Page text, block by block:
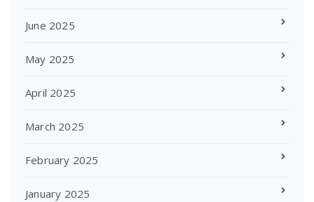
June 2025
May 2025
April 2025
March 2025
February 2025
January 2025